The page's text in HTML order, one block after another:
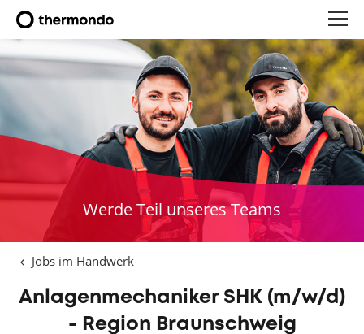
Werde Teil unseres Teams
Jobs im Handwerk
Anlagenmechaniker SHK (m/w/d)
- Region Braunschweig